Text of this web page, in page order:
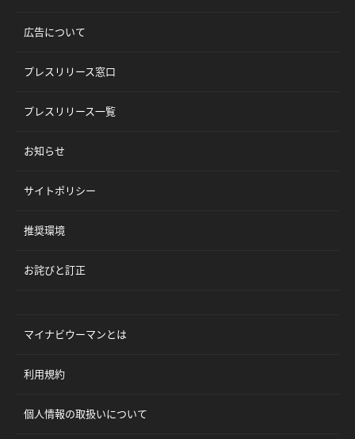
広告について
プレスリリース窓口
プレスリリース一覧
お知らせ
サイトポリシー
推奨環境
お詫びと訂正
マイナビウーマンとは
利用規約
個人情報の取扱いについて